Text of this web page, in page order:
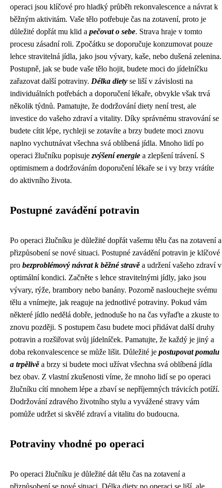
operaci jsou klíčové pro hladký průběh rekonvalescence a návrat k
běžným aktivitám. Vaše tělo potřebuje čas na zotavení, proto je
důležité dopřát mu klid a pečovat o sebe. Strava hraje v tomto
procesu zásadní roli. Zpočátku se doporučuje konzumovat pouze
lehce stravitelná jídla, jako jsou vývary, kaše, nebo dušená zelenina.
Postupně, jak se bude vaše tělo hojit, budete moci do jídelníčku
zařazovat další potraviny. Délka diety se liší v závislosti na
individuálních potřebách a doporučení lékaře, obvykle však trvá
několik týdnů. Pamatujte, že dodržování diety není trest, ale
investice do vašeho zdraví a vitality. Díky správnému stravování se
budete cítit lépe, rychleji se zotavíte a brzy budete moci znovu
naplno vychutnávat všechna svá oblíbená jídla. Mnoho lidí po
operaci žlučníku popisuje zvýšení energie a zlepšení trávení. S
optimismem a dodržováním doporučení lékaře se i vy brzy vrátíte
do aktivního života.
Postupné zavádění potravin
Po operaci žlučníku je důležité dopřát vašemu tělu čas na zotavení a
přizpůsobení se nové situaci. Postupné zavádění potravin je klíčové
pro bezproblémový návrat k běžné stravěa udržení vašeho zdraví v
optimální kondici. Začněte s lehce stravitelnými jídly, jako jsou
vývary, rýže, brambory nebo banány. Pozorně naslouchejte svému
tělu a vnímejte, jak reaguje na jednotlivé potraviny. Pokud vám
některé jídlo nedělá dobře, jednoduše ho na čas vyřaďte a zkuste to
znovu později. S postupem času budete moci přidávat další druhy
potravin a rozšiřovat svůj jídelníček. Pamatujte, že každý je jiný a
doba rekonvalescence se může lišit. Důležité je postupovat pomalu
a trpělivěa brzy si budete moci užívat všechna svá oblíbená jídla
bez obav. Z vlastní zkušenosti víme, že mnoho lidí se po operaci
žlučníku cítí mnohem lépe a zbaví se nepříjemných trávicích potíží.
Dodržování zdravého životního stylu a vyvážené stravy vám
pomůže udržet si skvělé zdraví a vitalitu do budoucna.
Potraviny vhodné po operaci
Po operaci žlučníku je důležité dát tělu čas na zotavení a
přizpůsobení se nové situaci. Délka diety po operaci se liší, ale